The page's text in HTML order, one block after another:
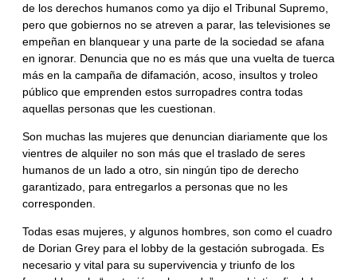
de los derechos humanos como ya dijo el Tribunal Supremo,
pero que gobiernos no se atreven a parar, las televisiones se
empeñan en blanquear y una parte de la sociedad se afana
en ignorar. Denuncia que no es más que una vuelta de tuerca
más en la campaña de difamación, acoso, insultos y troleo
público que emprenden estos surropadres contra todas
aquellas personas que les cuestionan.
Son muchas las mujeres que denuncian diariamente que los
vientres de alquiler no son más que el traslado de seres
humanos de un lado a otro, sin ningún tipo de derecho
garantizado, para entregarlos a personas que no les
corresponden.
Todas esas mujeres, y algunos hombres, son como el cuadro
de Dorian Grey para el lobby de la gestación subrogada. Es
necesario y vital para su supervivencia y triunfo de los